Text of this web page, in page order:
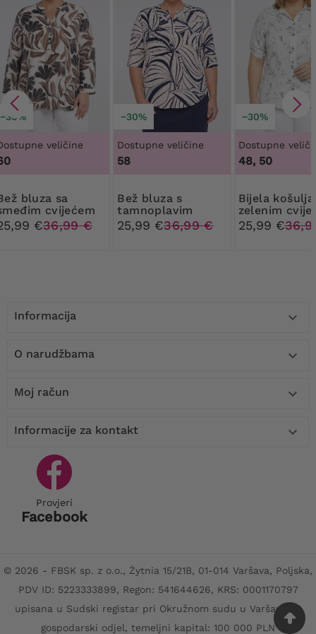
−30%
veličine
sa
cvijećem
€36,99 €
−30%
Dostupne veličine
58
Bež bluza s
tamnoplavim
uzorcima i zlatnim
točkicama
25,99 €36,99 €
−30%
Dostupne
48, 50
Bijela košulja sa
zelenim
25,99 €
Informacija 
O narudžbama 
Moj račun 
Informacije za kontakt 
Provjeri
Facebook
© 2026 - FBSK sp. z o.o., Żytnia 15/21B, 01-014 Varšava, Poljska,
PDV ID: 5223333899, Regon: 541644626, KRS: 0001170797
upisana u Sudski registar pri Okružnom sudu u Varšavi, XII
gospodarski odjel, temeljni kapital: 100 000 PLN